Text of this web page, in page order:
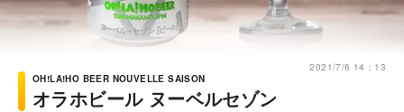
2021/7/6 14：13
OH!LA!HO BEER NOUVELLE SAISON
オラホビール ヌーベルセゾン